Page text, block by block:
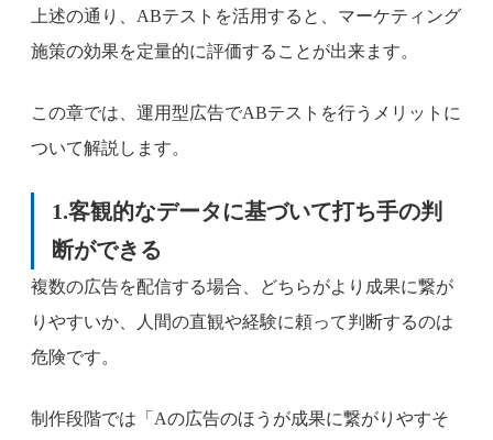
上述の通り、ABテストを活用すると、マーケティング
施策の効果を定量的に評価することが出来ます。
この章では、運用型広告でABテストを行うメリットに
ついて解説します。
1.客観的なデータに基づいて打ち手の判
断ができる
複数の広告を配信する場合、どちらがより成果に繋が
りやすいか、人間の直観や経験に頼って判断するのは
危険です。
制作段階では「Aの広告のほうが成果に繋がりやすそ